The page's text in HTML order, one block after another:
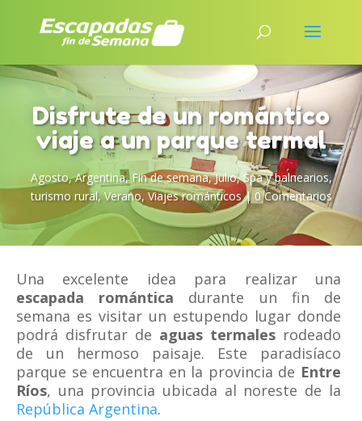
Disfrute de un romántico
viaje a un parque termal
Agosto,Argentina, Fin de semana,Julio,Spa y balnearios,
turismo rural,Verano,Viajes románticos| 0 Comentarios
Una excelente idea para realizar una
escapada romántica durante un fin de
semana es visitar un estupendo lugar donde
podrá disfrutar de aguas termalesrodeado
de un hermoso paisaje. Este paradisíaco
parque se encuentra en la provincia de Entre
Ríos, una provincia ubicada al noreste de la
República Argentina.